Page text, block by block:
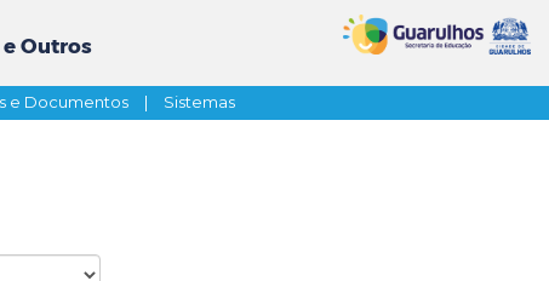
Outros
e Documentos | Sistemas